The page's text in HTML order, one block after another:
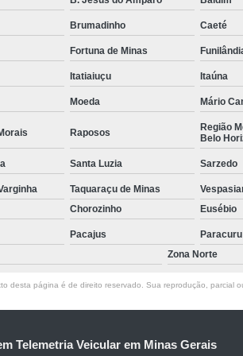
Brumadinho Caeté
Fortuna de Minas
Itatiaiuçu Itaúna
Moeda Mário
Raposos
Região
Belo
Santa Luzia Sarzedo
Taquaraçu de Minas
Chorozinho Eusébio
Pacajus Paracuru
Zona Norte
desta página é de direito reservado. Sua reprodução, parcial
Telemetria Veicular em Minas Gerais